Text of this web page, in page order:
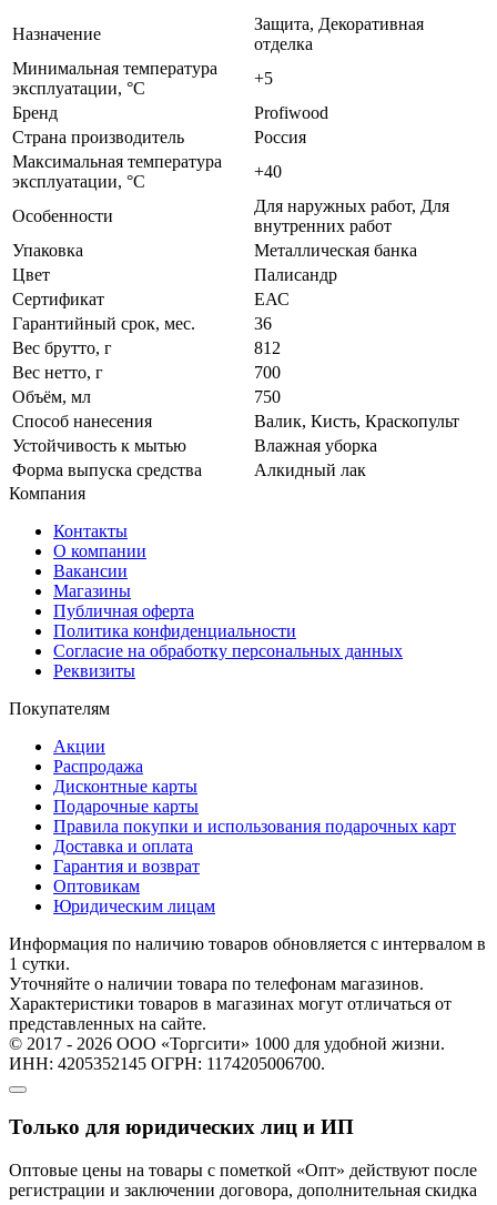
Назначение
Защита, Декоративная
отделка
Минимальная температура
эксплуатации, °C
+5
Бренд
Profiwood
Страна производитель
Россия
Максимальная температура
эксплуатации, °C
+40
Особенности
Для наружных работ, Для
внутренних работ
Упаковка
Металлическая банка
Цвет
Палисандр
Сертификат
ЕАС
Гарантийный срок, мес.
36
Вес брутто, г
812
Вес нетто, г
700
Объём, мл
750
Способ нанесения
Валик, Кисть, Краскопульт
Устойчивость к мытью
Влажная уборка
Форма выпуска средства
Алкидный лак
Компания
Контакты
О компании
Вакансии
Магазины
Публичная оферта
Политика конфиденциальности
Согласие на обработку персональных данных
Реквизиты
Покупателям
Акции
Распродажа
Дисконтные карты
Подарочные карты
Правила покупки и использования подарочных карт
Доставка и оплата
Гарантия и возврат
Оптовикам
Юридическим лицам
Информация по наличию товаров обновляется с интервалом в
1 сутки.
Уточняйте о наличии товара по телефонам магазинов.
Характеристики товаров в магазинах могут отличаться от
представленных на сайте.
© 2017 - 2026 ООО «Торгсити» 1000 для удобной жизни.
ИНН: 4205352145 ОГРН: 1174205006700.
Только для юридических лиц и ИП
Оптовые цены на товары с пометкой «Опт» действуют после
регистрации и заключении договора, дополнительная скидка